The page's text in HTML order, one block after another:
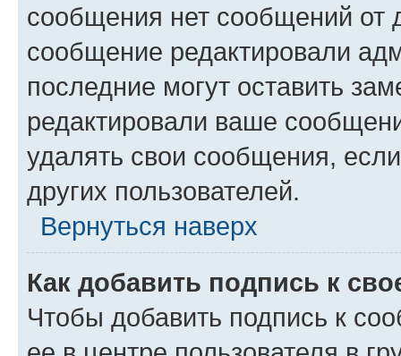
сообщения нет сообщений от
сообщение редактировали
последние могут оставить
редактировали ваше
удалять свои сообщения,
других пользователей.
Вернуться наверх
Как добавить подпись к
Чтобы добавить подпись к